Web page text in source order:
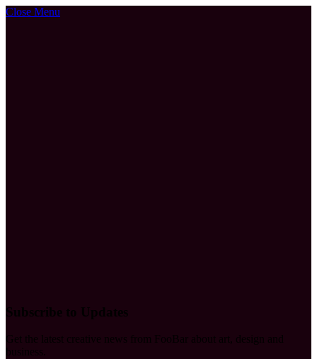
Close Menu
Subscribe to Updates
Get the latest creative news from FooBar about art, design and
business.